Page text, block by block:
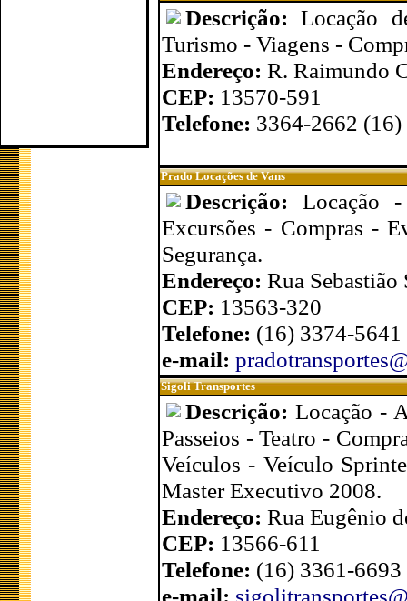
Descrição:Locação
Turismo - Viagens -
Endereço: R. Raimundo
CEP: 13570-591
Telefone: 3364-2662
Prado Locações de Vans
Descrição: Locação
Excursões - Compras -
Segurança.
Endereço: Rua
CEP: 13563-320
Telefone: (16) 3374-
e-mail:
Sigoli Transportes
Descrição:Locação -
Passeios - Teatro -
Veículos - Veículo
Master Executivo 2008.
Endereço: Rua Eugênio
CEP: 13566-611
Telefone: (16) 3361-
e-mail: